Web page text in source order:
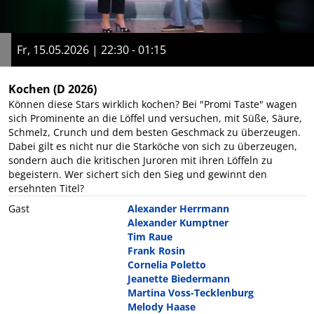
Fr, 15.05.2026 | 22:30 - 01:15
Kochen (D 2026)
Können diese Stars wirklich kochen? Bei "Promi Taste" wagen
sich Prominente an die Löffel und versuchen, mit Süße, Säure,
Schmelz, Crunch und dem besten Geschmack zu überzeugen.
Dabei gilt es nicht nur die Starköche von sich zu überzeugen,
sondern auch die kritischen Juroren mit ihren Löffeln zu
begeistern. Wer sichert sich den Sieg und gewinnt den
ersehnten Titel?
Gast
Alexander Herrmann
Alexander Kumptner
Tim Raue
Frank Rosin
Cornelia Poletto
Jeanette Biedermann
Martina Voss-Tecklenburg
Melody Haase